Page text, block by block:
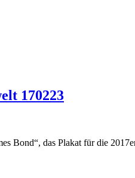
170223
Bond“, das Plakat für die